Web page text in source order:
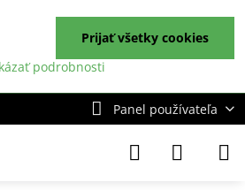
Panel používateľa
podrobnosti
Prijať všetky cookies